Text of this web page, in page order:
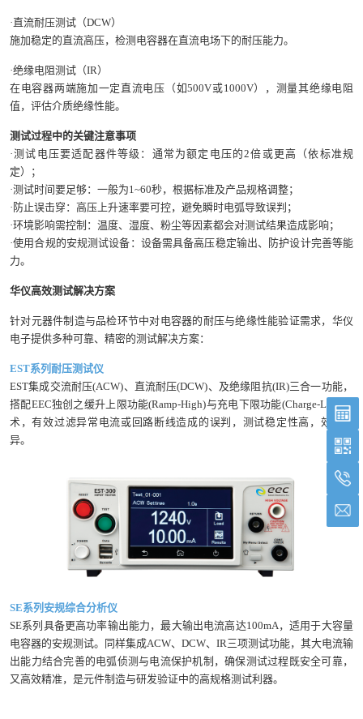
·直流耐压测试（DCW）
施加稳定的直流高压，检测电容器在直流电场下的耐压能力。
·绝缘电阻测试（IR）
在电容器两端施加一定直流电压（如500V或1000V），测量其绝缘电阻
值，评估介质绝缘性能。
测试过程中的关键注意事项
·测试电压要适配器件等级：通常为额定电压的2倍或更高（依标准规
定）；
·测试时间要足够：一般为1~60秒，根据标准及产品规格调整；
·防止误击穿：高压上升速率要可控，避免瞬时电弧导致误判；
·环境影响需控制：温度、湿度、粉尘等因素都会对测试结果造成影响；
·使用合规的安规测试设备：设备需具备高压稳定输出、防护设计完善等能
力。
华仪高效测试解决方案
针对元器件制造与品检环节中对电容器的耐压与绝缘性能验证需求，华仪
电子提供多种可靠、精密的测试解决方案：
EST系列耐压测试仪
EST集成交流耐压(ACW)、直流耐压(DCW)、及绝缘阻抗(IR)三合一功能，
搭配EEC独创之缓升上限功能(Ramp-High)与充电下限功能(Charge-Low)技
术，有效过滤异常电流或回路断线造成的误判，测试稳定性高，效率优
异。
SE系列安规综合分析仪
SE系列具备更高功率输出能力，最大输出电流高达100mA，适用于大容量
电容器的安规测试。同样集成ACW、DCW、IR三项测试功能，其大电流输
出能力结合完善的电弧侦测与电流保护机制，确保测试过程既安全可靠，
又高效精准，是元件制造与研发验证中的高规格测试利器。